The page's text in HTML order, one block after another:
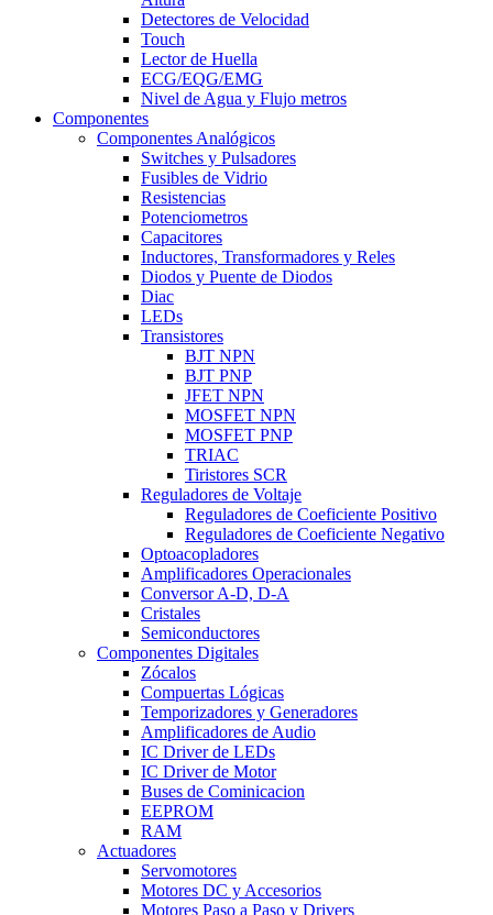
Detectores de Velocidad
Touch
Lector de Huella
ECG/EQG/EMG
Nivel de Agua y Flujo metros
Componentes
Componentes Analógicos
Switches y Pulsadores
Fusibles de Vidrio
Resistencias
Potenciometros
Capacitores
Inductores, Transformadores y Reles
Diodos y Puente de Diodos
Diac
LEDs
Transistores
BJT NPN
BJT PNP
JFET NPN
MOSFET NPN
MOSFET PNP
TRIAC
Tiristores SCR
Reguladores de Voltaje
Reguladores de Coeficiente Positivo
Reguladores de Coeficiente Negativo
Optoacopladores
Amplificadores Operacionales
Conversor A-D, D-A
Cristales
Semiconductores
Componentes Digitales
Zócalos
Compuertas Lógicas
Temporizadores y Generadores
Amplificadores de Audio
IC Driver de LEDs
IC Driver de Motor
Buses de Cominicacion
EEPROM
RAM
Actuadores
Servomotores
Motores DC y Accesorios
Motores Paso a Paso y Drivers